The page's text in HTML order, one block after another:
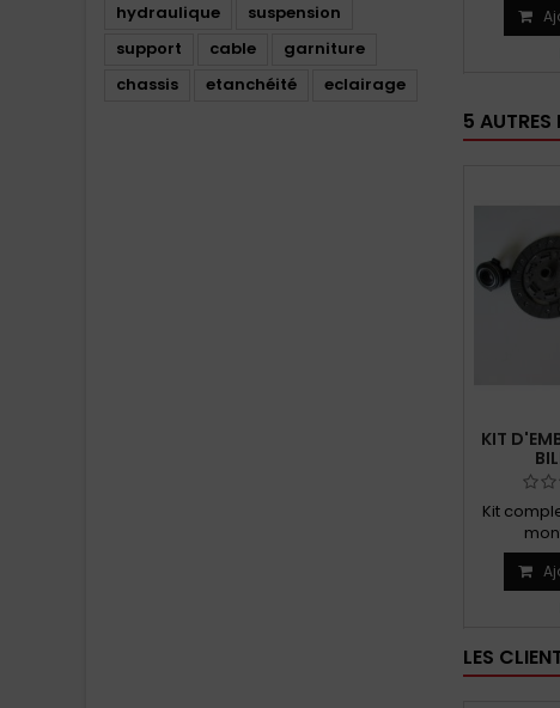
hydraulique
suspension
support
cable
garniture
chassis
etanchéité eclairage
5 AUTRES
KIT
Kit
LES